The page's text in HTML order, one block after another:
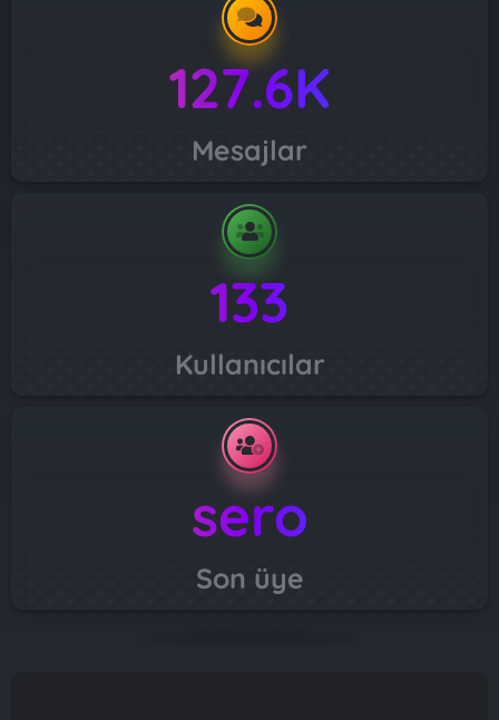
127.6K
Mesajlar
133
Kullanıcılar
sero
Son üye